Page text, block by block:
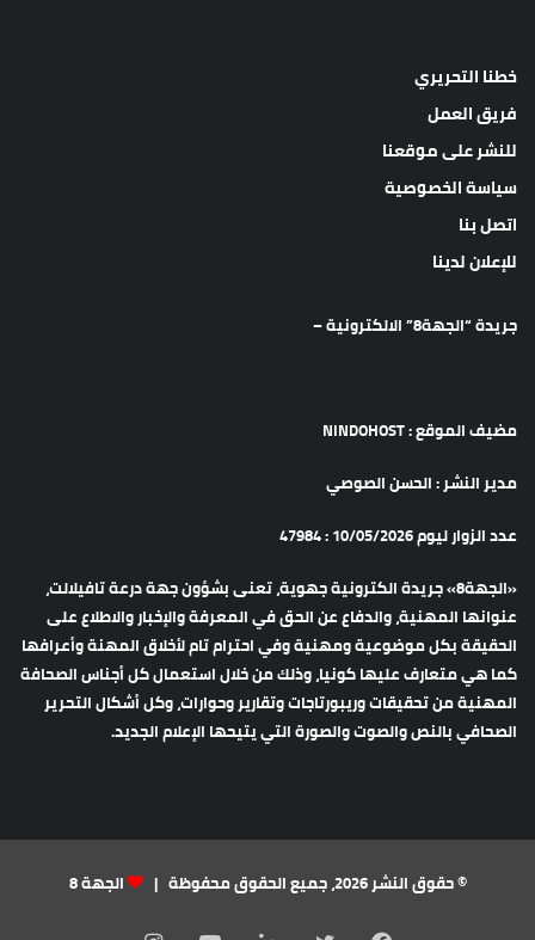
خطنا التحريري
فريق العمل
للنشر على موقعنا
سياسة الخصوصية
اتصل بنا
للإعلان لدينا
جريدة “الجهة8” الالكترونية –
مضيف الموقع : NINDOHOST
مدير النشر : الحسن الصوصي
عدد الزوار ليوم 10/05/2026 : 47984
«الجهة8» جريدة الكترونية جهوية، تعنى بشؤون جهة درعة تافيلالت،
عنوانها المهنية، والدفاع عن الحق في المعرفة والإخبار والاطلاع على
الحقيقة بكل موضوعية ومهنية وفي احترام تام لأخلاق المهنة وأعرافها
كما هي متعارف عليها كونيا، وذلك من خلال استعمال كل أجناس الصحافة
المهنية من تحقيقات وريبورتاجات وتقارير وحوارات، وكل أشكال التحرير
الصحافي بالنص والصوت والصورة التي يتيحها الإعلام الجديد.
© حقوق النشر 2026، جميع الحقوق محفوظة | الجهة 8